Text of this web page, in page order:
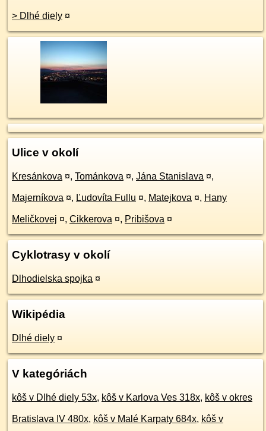
> Dlhé diely ¤
Ulice v okolí
Kresánkova ¤, Tománkova ¤, Jána Stanislava ¤,
Majerníkova ¤, Ľudovíta Fullu ¤, Matejkova ¤, Hany
Meličkovej ¤, Cikkerova ¤, Pribišova ¤
Cyklotrasy v okolí
Dlhodielska spojka ¤
Wikipédia
Dlhé diely ¤
V kategóriách
kôš v Dlhé diely 53x, kôš v Karlova Ves 318x, kôš v okres
Bratislava IV 480x, kôš v Malé Karpaty 684x, kôš v